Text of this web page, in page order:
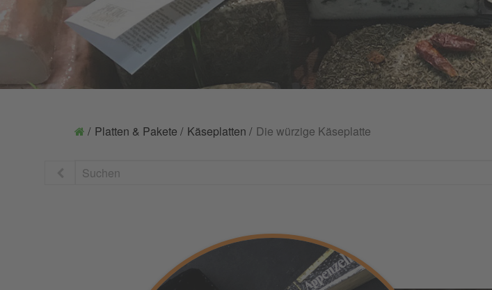
Platten & Pakete Käseplatten Die würzige Käseplatte